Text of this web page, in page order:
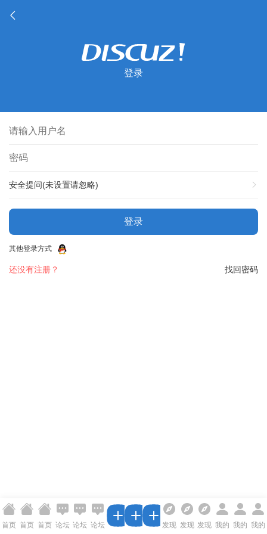
登录
安全提问(未设置请忽略)
登录
其他登录方式
找回密码
还没有注册？
首页 首页 首页 论坛 论坛 论坛 发现 发现 发现 我的 我的 我的